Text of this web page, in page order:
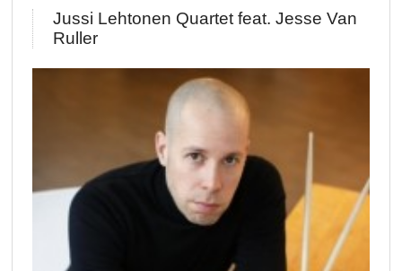
Jussi Lehtonen Quartet feat. Jesse Van
Ruller